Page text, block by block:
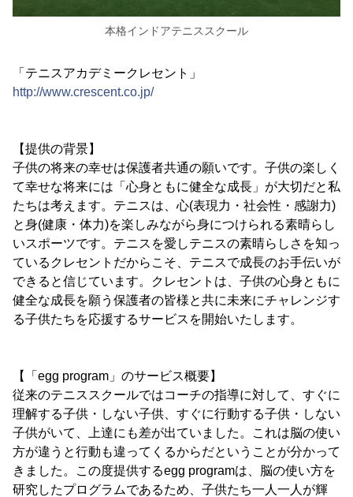
本格インドアテニススクール
「テニスアカデミークレセント」
http://www.crescent.co.jp/
【提供の背景】
子供の将来の幸せは保護者共通の願いです。子供の楽しく
て幸せな将来には「心身ともに健全な成長」が大切だと私
たちは考えます。テニスは、心(表現力・社会性・感謝力)
と身(健康・体力)を楽しみながら身につけられる素晴らし
いスポーツです。テニスを愛しテニスの素晴らしさを知っ
ているクレセントだからこそ、テニスで成長のお手伝いが
できると信じています。クレセントは、子供の心身ともに
健全な成長を願う保護者の皆様と共に未来にチャレンジす
る子供たちを応援するサービスを開始いたします。
【「egg program」のサービス概要】
従来のテニススクールではコーチの指導に対して、すぐに
理解する子供・しない子供、すぐに行動する子供・しない
子供がいて、上達にも差が出ていました。これは脳の使い
方が違うと行動も違ってくるからだということが分かって
きました。この度提供するegg programは、脳の使い方を
研究したプログラムであるため、子供たち一人一人が輝